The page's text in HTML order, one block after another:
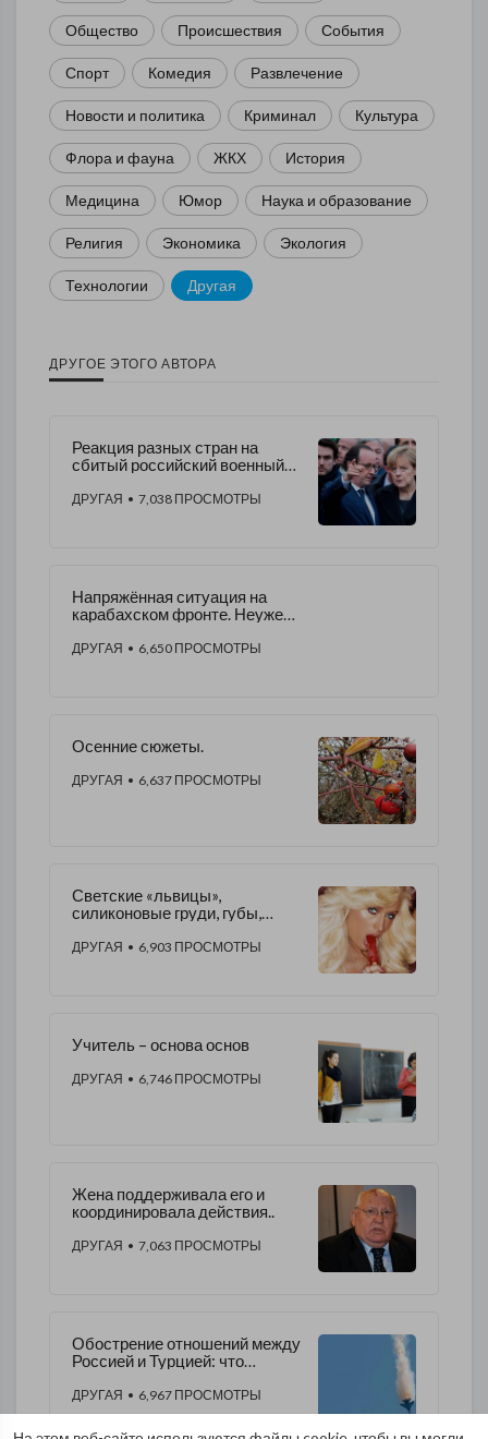
Общество Происшествия События
Спорт Комедия Развлечение
Новости и политика Криминал Культура
Флора и фауна ЖКХ История
Медицина Юмор Наука и образование
Религия Экономика Экология
Технологии Другая
ДРУГОЕ ЭТОГО АВТОРА
Реакция разных стран на
сбитый российский военный
ДРУГАЯ • 7,038 ПРОСМОТРЫ
Напряжённая ситуация на
карабахском фронте. Неужели
ДРУГАЯ • 6,650 ПРОСМОТРЫ
Осенние сюжеты.
ДРУГАЯ • 6,637 ПРОСМОТРЫ
Светские «львицы»,
силиконовые груди, губы,
ДРУГАЯ • 6,903 ПРОСМОТРЫ
Учитель – основа основ
ДРУГАЯ • 6,746 ПРОСМОТРЫ
Жена поддерживала его и
координировала действия..
ДРУГАЯ • 7,063 ПРОСМОТРЫ
Обострение отношений между
Россией и Турцией: что
ДРУГАЯ • 6,967 ПРОСМОТРЫ